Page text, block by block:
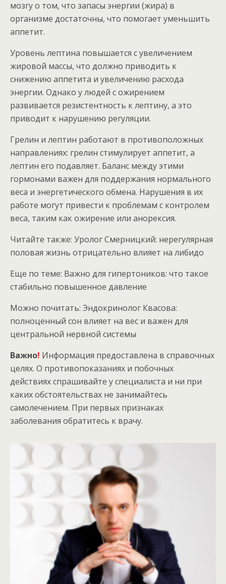
мозгу о том, что запасы энергии (жира) в
организме достаточны, что помогает уменьшить
аппетит.
Уровень лептина повышается с увеличением
жировой массы, что должно приводить к
снижению аппетита и увеличению расхода
энергии. Однако у людей с ожирением
развивается резистентность к лептину, а это
приводит к нарушению регуляции.
Грелин и лептин работают в противоположных
направлениях: грелин стимулирует аппетит, а
лептин его подавляет. Баланс между этими
гормонами важен для поддержания нормального
веса и энергетического обмена. Нарушения в их
работе могут привести к проблемам с контролем
веса, таким как ожирение или анорексия.
Читайте также: Уролог Смерницкий: нерегулярная
половая жизнь отрицательно влияет на либидо
Еще по теме: Важно для гипертоников: что такое
стабильно повышенное давление
Можно почитать: Эндокринолог Квасова:
полноценный сон влияет на вес и важен для
центральной нервной системы
Важно! Информация предоставлена в справочных
целях. О противопоказаниях и побочных
действиях спрашивайте у специалиста и ни при
каких обстоятельствах не занимайтесь
самолечением. При первых признаках
заболевания обратитесь к врачу.